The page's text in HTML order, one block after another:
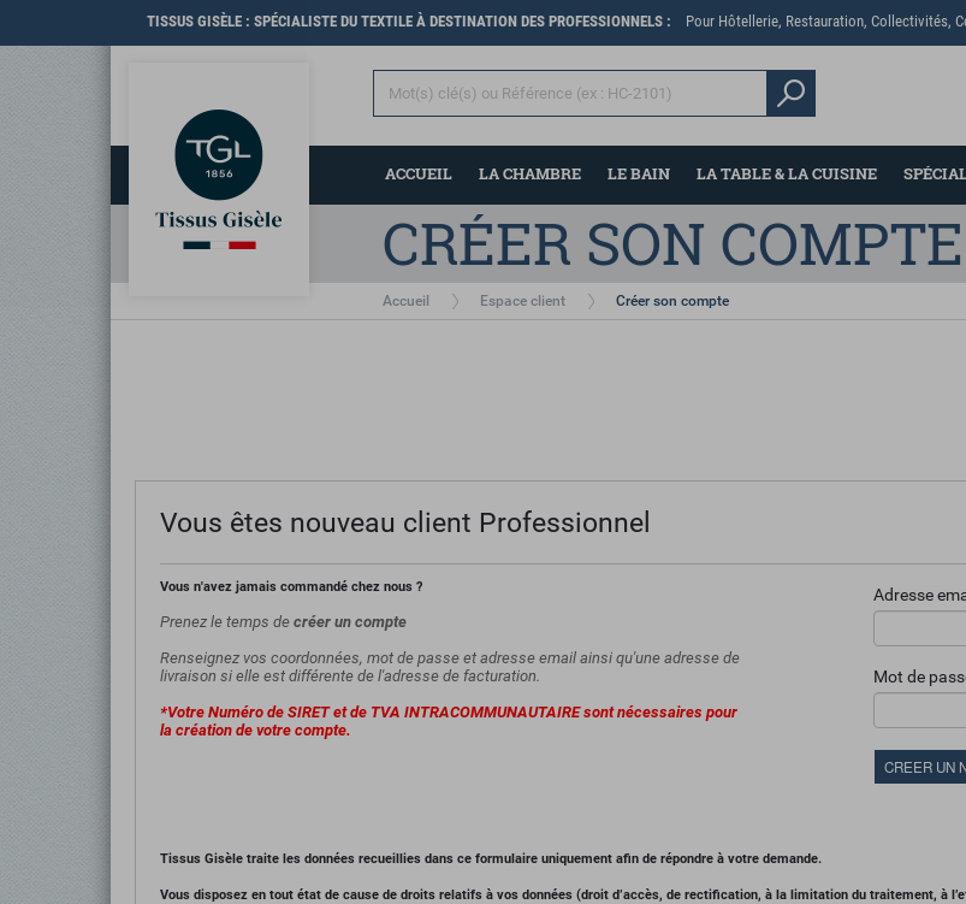
ACCUEIL LA CHAMBRE LE BAIN LA TABLE & LA CUISINE
CRÉER SON COMPTE
Accueil Espace client Créer son compte
Vous êtes nouveau client Professionnel
Vous n'avez jamais commandé chez nous ?
Prenez le temps de créer un compte
Renseignez vos coordonnées, mot de passe et adresse email ainsi qu'une adresse de
livraison si elle est différente de l'adresse de facturation.
*Votre Numéro de SIRET et de TVA INTRACOMMUNAUTAIRE sont nécessaires pour
la création de votre compte.
Adresse
Mot de
Tissus Gisèle traite les données recueillies dans ce formulaire uniquement afin de répondre à votre demande.
Vous disposez en tout état de cause de droits relatifs à vos données (droit d’accès, de rectification, à la limitation du traitement, à
TISSUS GISÈLE : SPÉCIALISTE DU TEXTILE À DESTINATION DES PROFESSIONNELS : Pour Hôtellerie, Restauration, Collectivités,